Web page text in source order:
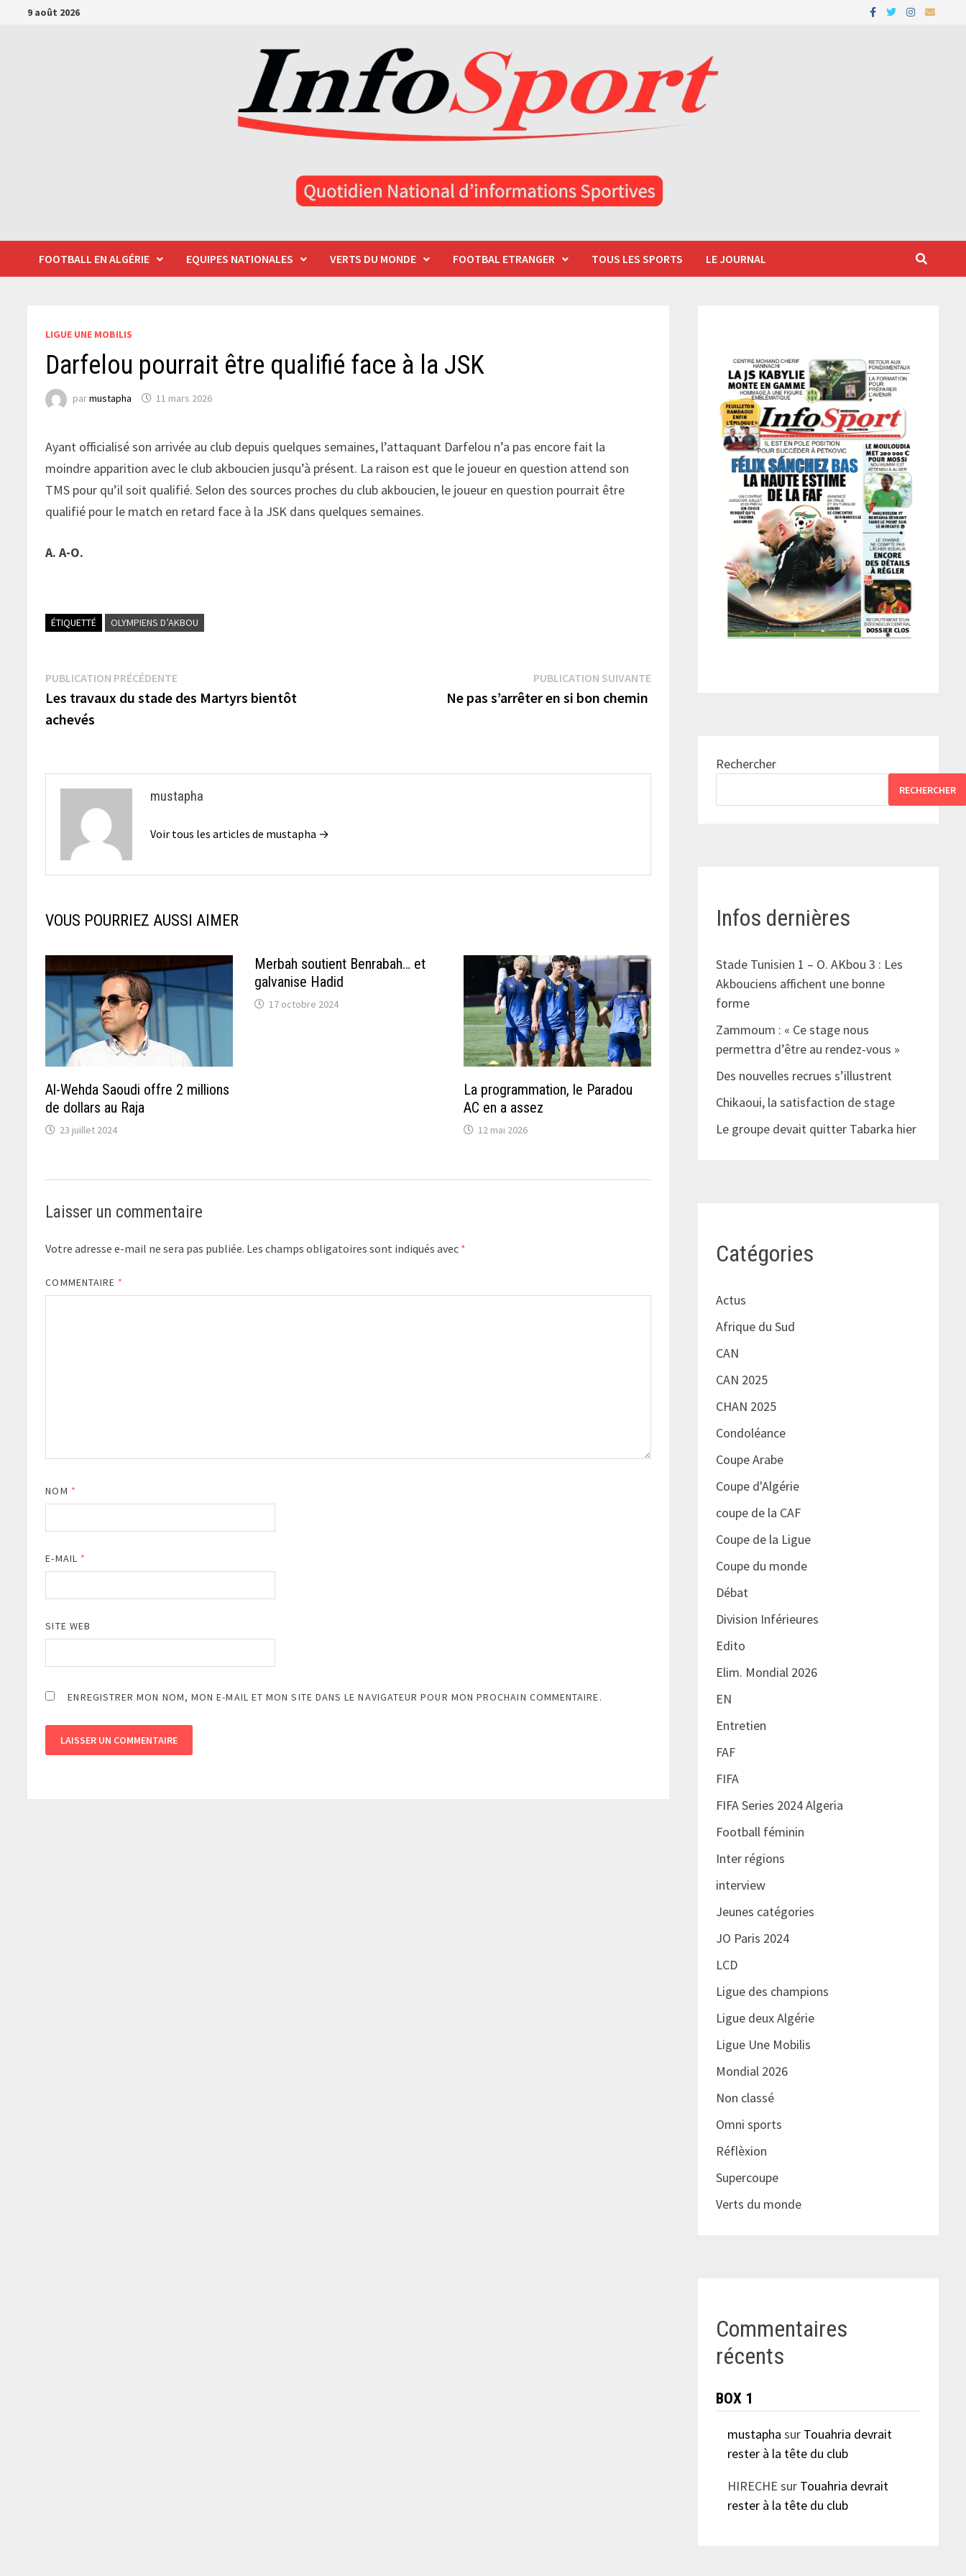
Passer9 août 2026
FOOTBALL EN ALGÉRIE EQUIPES NATIONALES VERTS DU MONDE FOOTBAL ETRANGER TOUS LES SPORTS LE JOURNAL
LIGUE UNE MOBILIS
Darfelou pourrait être qualifié face à la JSK
parmustapha 11 mars 2026
Ayant officialisé son arrivée au club depuis quelques semaines, l’attaquant Darfelou n’a pas encore fait la
moindre apparition avec le club akboucien jusqu’à présent. La raison est que le joueur en question attend son
TMS pour qu’il soit qualifié. Selon des sources proches du club akboucien, le joueur en question pourrait être
qualifié pour le match en retard face à la JSK dans quelques semaines.
A. A-O.
ÉTIQUETTÉ OLYMPIENS D’AKBOU
Navigation
de
PUBLICATION PRÉCÉDENTEPublication
précédente :
Les travaux du stade des Martyrs bientôt
achevés
PUBLICATION SUIVANTEPublication
Ne pas s’arrêter en si bon chemin
mustapha
Voir tous les articles de mustapha →
VOUS POURRIEZ AUSSI AIMER
Al-Wehda Saoudi offre 2 millions
de dollars au Raja
23 juillet 2024
Merbah soutient Benrabah… et
galvanise Hadid
17 octobre 2024
La programmation, le Paradou
AC en a assez
12 mai 2026
Laisser un commentaire
Votre adresse e-mail ne sera pas publiée. Les champs obligatoires sont indiqués avec *
COMMENTAIRE *
NOM *
E-MAIL *
SITE WEB
ENREGISTRER MON NOM, MON E-MAIL ET MON SITE DANS LE NAVIGATEUR POUR MON PROCHAIN COMMENTAIRE.
Rechercher
RECHERCHER
Infos dernières
Stade Tunisien 1 – O. AKbou 3 : Les
Akbouciens affichent une bonne
forme
Zammoum : « Ce stage nous
permettra d’être au rendez-vous »
Des nouvelles recrues s’illustrent
Chikaoui, la satisfaction de stage
Le groupe devait quitter Tabarka hier
Catégories
Actus
Afrique du Sud
CAN
CAN 2025
CHAN 2025
Condoléance
Coupe Arabe
Coupe d'Algérie
coupe de la CAF
Coupe de la Ligue
Coupe du monde
Débat
Division Inférieures
Edito
Elim. Mondial 2026
EN
Entretien
FAF
FIFA
FIFA Series 2024 Algeria
Football féminin
Inter régions
interview
Jeunes catégories
JO Paris 2024
LCD
Ligue des champions
Ligue deux Algérie
Ligue Une Mobilis
Mondial 2026
Non classé
Omni sports
Réflèxion
Supercoupe
Verts du monde
Commentaires
récents
BOX 1
mustapha sur Touahria devrait
rester à la tête du club
HIRECHE sur Touahria devrait
rester à la tête du club